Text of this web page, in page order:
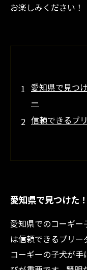
お楽しみください！
愛知県で見つ
ー
信頼できるブ
コーギー子犬
報
幸せなコーギ
たちとの出会
コーギー育成
愛知県で見つけた
愛知県でのコーギー
は信頼できるブリ
コーギーの子犬が